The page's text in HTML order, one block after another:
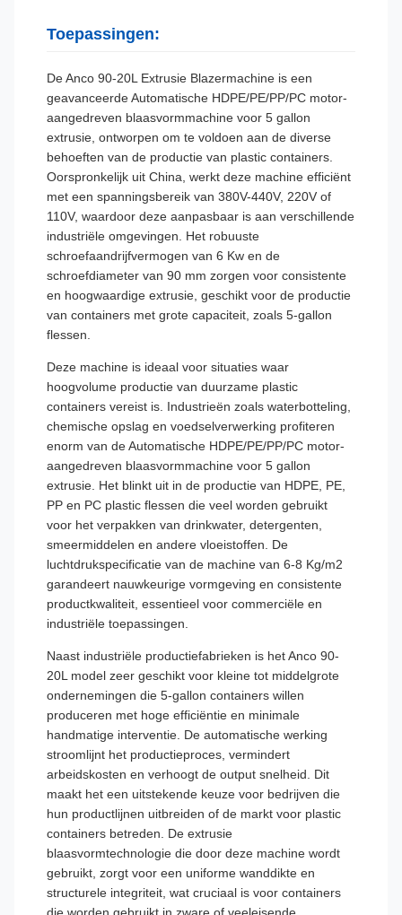
Toepassingen:
De Anco 90-20L Extrusie Blazermachine is een
geavanceerde Automatische HDPE/PE/PP/PC motor-
aangedreven blaasvormmachine voor 5 gallon
extrusie, ontworpen om te voldoen aan de diverse
behoeften van de productie van plastic containers.
Oorspronkelijk uit China, werkt deze machine efficiënt
met een spanningsbereik van 380V-440V, 220V of
110V, waardoor deze aanpasbaar is aan verschillende
industriële omgevingen. Het robuuste
schroefaandrijfvermogen van 6 Kw en de
schroefdiameter van 90 mm zorgen voor consistente
en hoogwaardige extrusie, geschikt voor de productie
van containers met grote capaciteit, zoals 5-gallon
flessen.
Deze machine is ideaal voor situaties waar
hoogvolume productie van duurzame plastic
containers vereist is. Industrieën zoals waterbotteling,
chemische opslag en voedselverwerking profiteren
enorm van de Automatische HDPE/PE/PP/PC motor-
aangedreven blaasvormmachine voor 5 gallon
extrusie. Het blinkt uit in de productie van HDPE, PE,
PP en PC plastic flessen die veel worden gebruikt
voor het verpakken van drinkwater, detergenten,
smeermiddelen en andere vloeistoffen. De
luchtdrukspecificatie van de machine van 6-8 Kg/m2
garandeert nauwkeurige vormgeving en consistente
productkwaliteit, essentieel voor commerciële en
industriële toepassingen.
Naast industriële productiefabrieken is het Anco 90-
20L model zeer geschikt voor kleine tot middelgrote
ondernemingen die 5-gallon containers willen
produceren met hoge efficiëntie en minimale
handmatige interventie. De automatische werking
stroomlijnt het productieproces, vermindert
arbeidskosten en verhoogt de output snelheid. Dit
maakt het een uitstekende keuze voor bedrijven die
hun productlijnen uitbreiden of de markt voor plastic
containers betreden. De extrusie
blaasvormtechnologie die door deze machine wordt
gebruikt, zorgt voor een uniforme wanddikte en
structurele integriteit, wat cruciaal is voor containers